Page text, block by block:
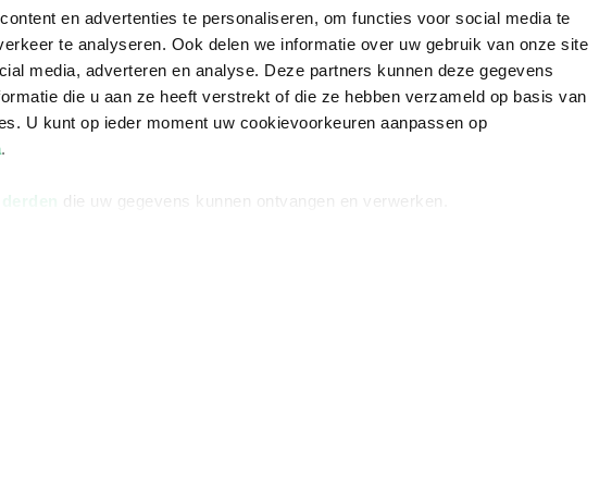
en advertenties te personaliseren, om functies voor social media te
te analyseren. Ook delen we informatie over uw gebruik van onze site
media, adverteren en analyse. Deze partners kunnen deze gegevens
die u aan ze heeft verstrekt of die ze hebben verzameld op basis van
U kunt op ieder moment uw cookievoorkeuren aanpassen op
.
die uw gegevens kunnen ontvangen en verwerken.
winkel
De organisatie
Werken bij Bruna
Ondernemer worden
Statement
TikTok #BookTok
Facebook
Instagram